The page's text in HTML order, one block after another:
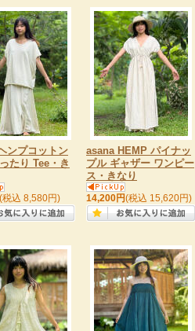
ンプコットン
たり Tee・き
(税込 8,580円)
asana HEMP パイナッ
プル ギャザー ワンピー
ス・きなり
14,200円(税込 15,620円)